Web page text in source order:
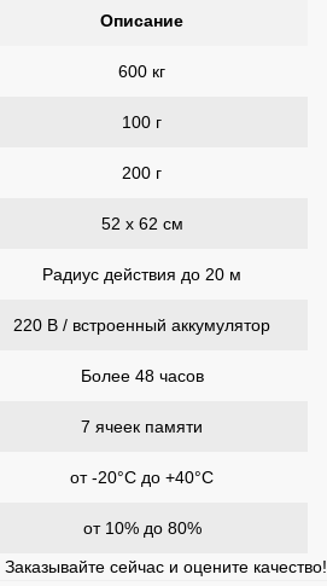
Описание
600 кг
100 г
200 г
52 х 62 см
Радиус действия до 20 м
220 В / встроенный аккумулятор
Более 48 часов
7 ячеек памяти
от -20°C до +40°C
от 10% до 80%
Заказывайте сейчас и оцените качество!